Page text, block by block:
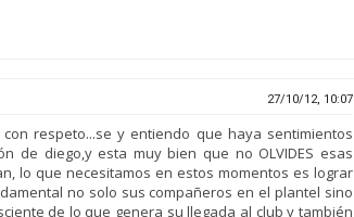
27/10/12, 10:07
respeto...se y entiendo que haya sentimientos
de diego,y esta muy bien que no OLVIDES esas
lo que necesitamos en estos momentos es lograr
no solo sus compañeros en el plantel sino
de lo que genera su llegada al club y también